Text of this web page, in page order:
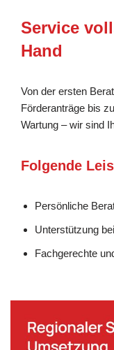
Service
Hand
Von der ersten
Förderanträge bis
Wartung – wir sind
Folgende
Persönliche
Unterstützung
Fachgerechte